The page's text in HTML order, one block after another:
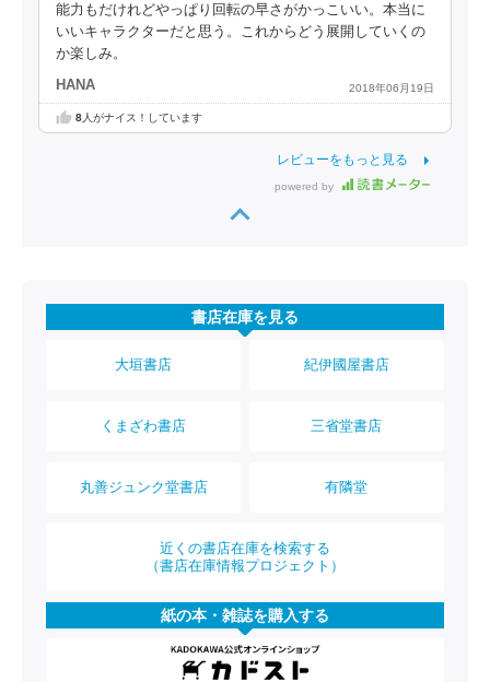
能力もだけれどやっぱり回転の早さがかっこいい。本当に
いいキャラクターだと思う。これからどう展開していくの
か楽しみ。
HANA 2018年06月19日
8人がナイス！しています
レビューをもっと見る
powered by
書店在庫を見る
大垣書店 紀伊國屋書店
くまざわ書店 三省堂書店
丸善ジュンク堂書店 有隣堂
近くの書店在庫を検索する
（書店在庫情報プロジェクト）
紙の本・雑誌を購入する